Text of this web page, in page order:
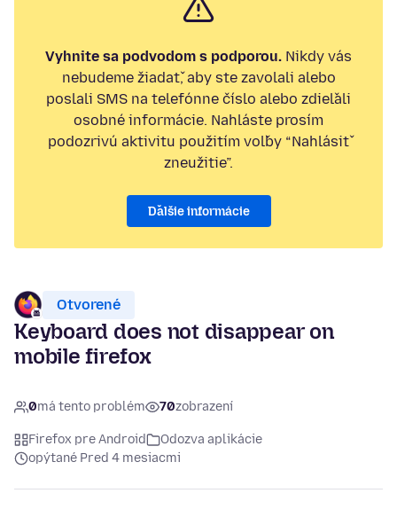
Vyhnite sa podvodom s podporou. Nikdy vás
nebudeme žiadať, aby ste zavolali alebo
poslali SMS na telefónne číslo alebo zdieľali
osobné informácie. Nahláste prosím
podozrivú aktivitu použitím voľby “Nahlásiť
zneužitie”.
Ďalšie informácie
Otvorené
Keyboard does not disappear on
mobile firefox
0má tento problém 70zobrazení
Firefox pre Android
Odozva aplikácie
opýtané Pred 4 mesiacmi